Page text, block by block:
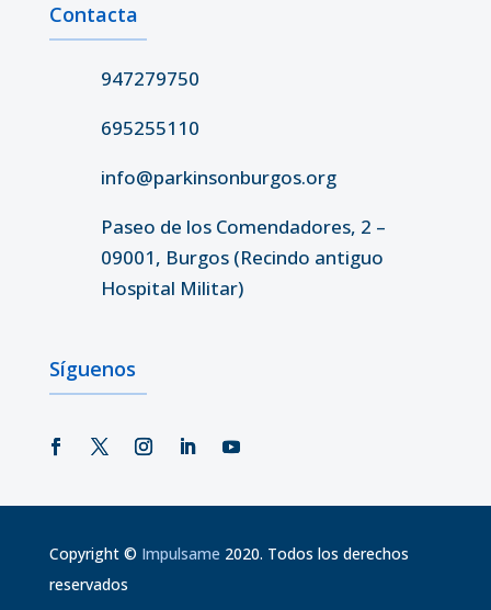
Contacta
947279750
695255110
info@parkinsonburgos.org
Paseo de los Comendadores, 2 –
09001, Burgos (Recindo antiguo
Hospital Militar)
Síguenos
Copyright © Impulsame 2020. Todos los derechos
reservados